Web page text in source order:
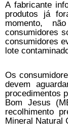
A fabricante
produtos já
momento,
consumidores
consumidores
lote
Os
devem
procedimentos
Bom Jesus
recolhimento
Mineral Natural